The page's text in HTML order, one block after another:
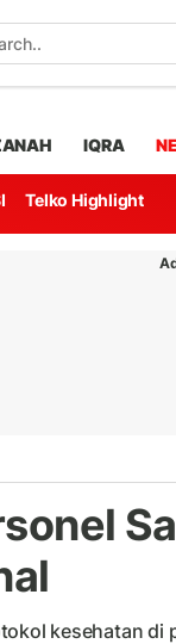
IQRA
Telko Highlight
kesehatan di